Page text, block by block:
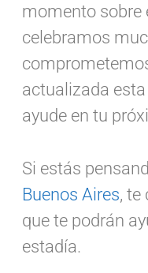
momento sobre
celebramos
actualizada
ayude en tu
Si estás
Buenos Aires, te
que te podrán
estadía.